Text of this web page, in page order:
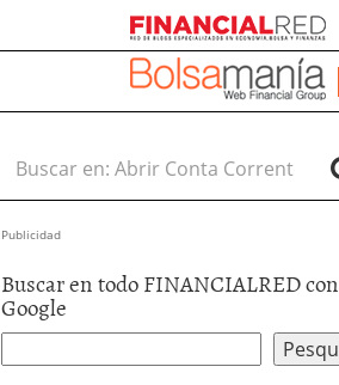
Buscar en:
Publicidad
Buscar en todo FINANCIALRED con
Google